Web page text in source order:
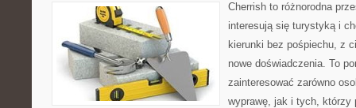
Cherrish to różnorodna
interesują się turystyką i
kierunki bez pośpiechu, z
nowe doświadczenia. To
zainteresować zarówno
wyprawę, jak i tych, którzy